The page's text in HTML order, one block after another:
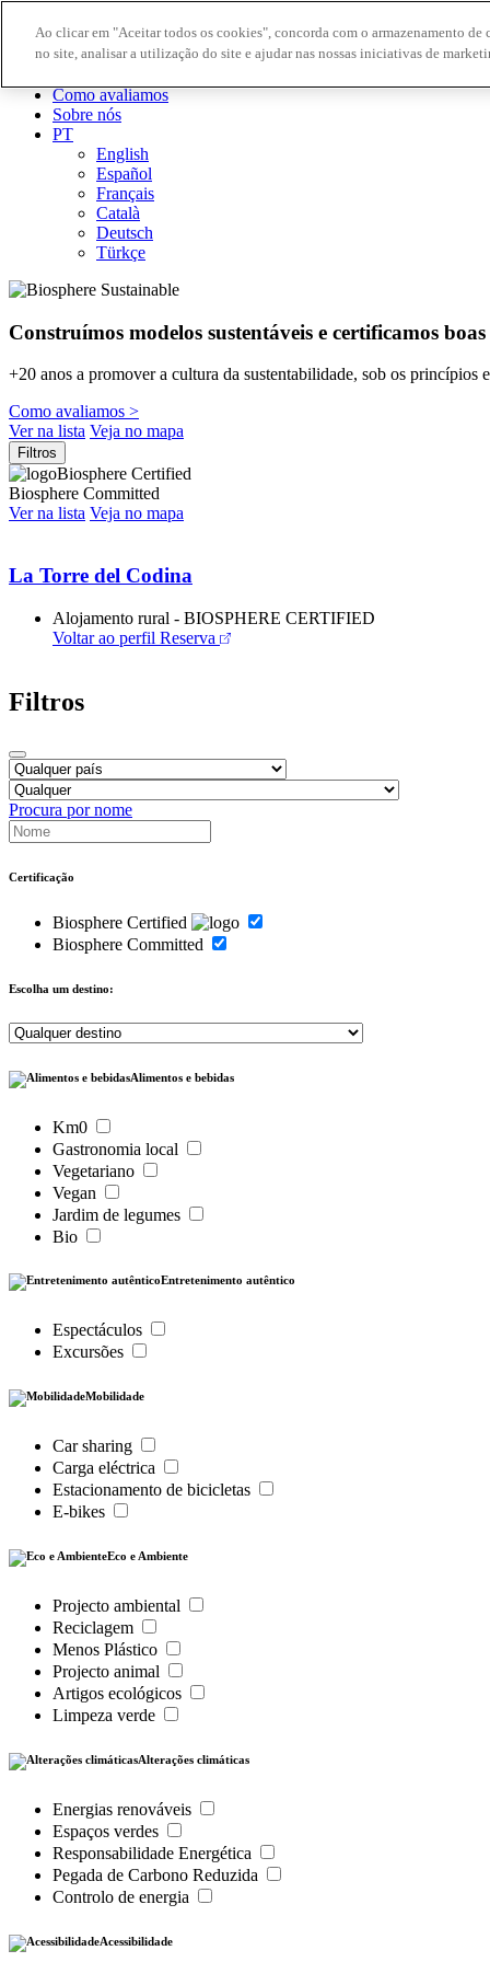
Destinos Biosphere
Como avaliamos
Sobre nós
PT
English
Español
Français
Català
Deutsch
Türkçe
Construímos modelos sustentáveis ​​e certificamos
+20 anos a promover a cultura da sustentabilidade, sob os princípios
Como avaliamos >
Ver na lista Veja no mapa
Filtros
Biosphere Certified
Biosphere Committed
Ver na lista Veja no mapa
La Torre del Codina
Alojamento rural - BIOSPHERE CERTIFIED
Voltar ao perfil Reserva
Filtros
Procura por nome
Certificação
Biosphere Certified
Biosphere Committed
Escolha um destino:
Alimentos e bebidas
Km0
Gastronomia local
Vegetariano
Vegan
Jardim de legumes
Bio
Entretenimento autêntico
Espectáculos
Excursões
Mobilidade
Car sharing
Carga eléctrica
Estacionamento de bicicletas
E-bikes
Eco e Ambiente
Projecto ambiental
Reciclagem
Menos Plástico
Projecto animal
Artigos ecológicos
Limpeza verde
Alterações climáticas
Energias renováveis
Espaços verdes
Responsabilidade Energética
Pegada de Carbono Reduzida
Controlo de energia
Acessibilidade
Ao clicar em "Aceitar todos os cookies", concorda com o armazenamento
no site, analisar a utilização do site e ajudar nas nossas iniciativas de